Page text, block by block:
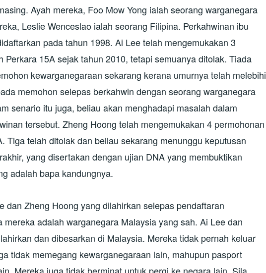
Ayah mereka, Foo Mow Yong ialah seorang warganegara
Leslie Wenceslao ialah seorang Filipina. Perkahwinan ibu
pada tahun 1998. Ai Lee telah mengemukakan 3
Perkara 15A sejak tahun 2010, tetapi semuanya ditolak. Tiada
kewarganegaraan sekarang kerana umurnya telah melebihi
memohon selepas berkahwin dengan seorang warganegara
senario itu juga, beliau akan menghadapi masalah dalam
tersebut. Zheng Hoong telah mengemukakan 4 permohonan
Tiga telah ditolak dan beliau sekarang menunggu keputusan
yang disertakan dengan ujian DNA yang membuktikan
adalah bapa kandungnya.
dan Zheng Hoong yang dilahirkan selepas pendaftaran
mereka adalah warganegara Malaysia yang sah. Ai Lee dan
dan dibesarkan di Malaysia. Mereka tidak pernah keluar
tidak memegang kewarganegaraan lain, mahupun pasport